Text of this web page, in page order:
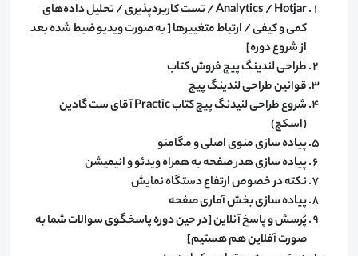
​Analytics / Hotjar / تست کاربردپذیری / تحلیل داده‌های
کمی و کیفی / ارتباط متغییرها [ به صورت ویدیو ضبط شده بعد
از شروع دوره]
طراحی لندینگ پیج فروش کتاب
قوانین طراحی لندینگ پیج
شروع طراحی لنیدنگ پیج کتاب Practic آقای ست گادین
(اسکچ)
پیاده سازی منوی اصلی و مگامنو
پیاده سازی هدر صفحه به همراه ویدئو و انیمیشن
نکته در خصوص ارتفاع دستگاه نمایش
پیاده سازی بخش آماری صفحه
پُرسش و پاسخ آنلاین [در حین دوره پاسخگوی سوالات شما به
صورت آفلاین هم هستیم]